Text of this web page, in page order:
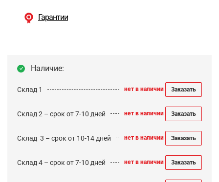
Гарантии
Наличие:
Склад 1 нет в наличии Заказать
Склад 2 – срок от 7-10 дней нет в наличии Заказать
Cклад 3 – срок от 10-14 дней нет в наличии Заказать
Склад 4 – срок от 7-10 дней нет в наличии Заказать